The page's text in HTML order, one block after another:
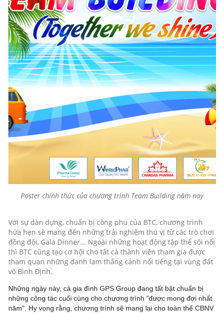
Poster chính thức của chương trình Team Building năm nay
Với sự dàn dựng, chuẩn bị công phu của BTC, chương trình
hứa hẹn sẽ mang đến những trải nghiệm thú vị từ các trò chơi
đồng đội, Gala Dinner... Ngoài những hoạt động tập thể sôi nổi
thì BTC cũng tạo cơ hội cho tất cả thành viên tham gia được
tham quan những danh lam thắng cảnh nổi tiếng tại vùng đất
võ Bình Định.
Những ngày này, cả gia đình GPS Group đang tất bật chuẩn bị
những công tác cuối cùng cho chương trình "được mong đợi nhất
năm". Hy vọng rằng, chương trình sẽ mang lại cho toàn thể CBNV